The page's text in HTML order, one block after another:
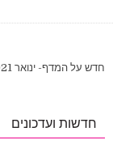
חדש על המדף- ינואר 2021 →
חדשות ועדכונים